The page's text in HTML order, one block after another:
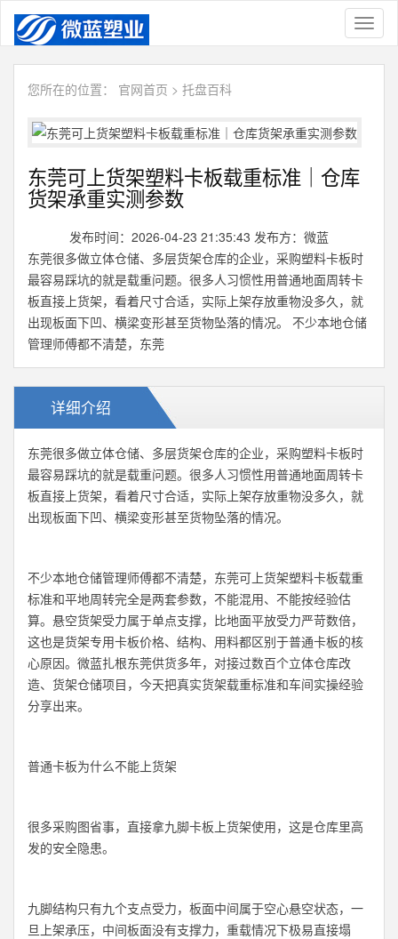
您所在的位置： 官网首页 > 托盘百科
东莞可上货架塑料卡板载重标准｜仓库
货架承重实测参数
发布时间：2026-04-23 21:35:43 发布方：微蓝
东莞很多做立体仓储、多层货架仓库的企业，采购塑料卡板时
最容易踩坑的就是载重问题。很多人习惯性用普通地面周转卡
板直接上货架，看着尺寸合适，实际上架存放重物没多久，就
出现板面下凹、横梁变形甚至货物坠落的情况。 不少本地仓储
管理师傅都不清楚，东莞
详细介绍
东莞很多做立体仓储、多层货架仓库的企业，采购塑料卡板时
最容易踩坑的就是载重问题。很多人习惯性用普通地面周转卡
板直接上货架，看着尺寸合适，实际上架存放重物没多久，就
出现板面下凹、横梁变形甚至货物坠落的情况。
不少本地仓储管理师傅都不清楚，东莞可上货架塑料卡板载重
标准和平地周转完全是两套参数，不能混用、不能按经验估
算。悬空货架受力属于单点支撑，比地面平放受力严苛数倍，
这也是货架专用卡板价格、结构、用料都区别于普通卡板的核
心原因。微蓝扎根东莞供货多年，对接过数百个立体仓库改
造、货架仓储项目，今天把真实货架载重标准和车间实操经验
分享出来。
普通卡板为什么不能上货架
很多采购图省事，直接拿九脚卡板上货架使用，这是仓库里高
发的安全隐患。
九脚结构只有九个支点受力，板面中间属于空心悬空状态，一
旦上架承压，中间板面没有支撑力，重载情况下极易直接塌